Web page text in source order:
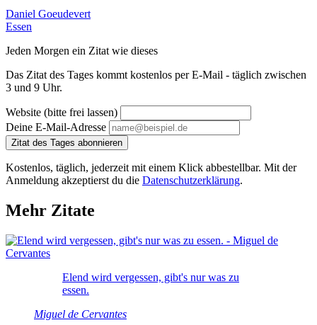
Daniel Goeudevert
Essen
Jeden Morgen ein Zitat wie dieses
Das Zitat des Tages kommt kostenlos per E-Mail - täglich zwischen
3 und 9 Uhr.
Website (bitte frei lassen)
Deine E-Mail-Adresse
Zitat des Tages abonnieren
Kostenlos, täglich, jederzeit mit einem Klick abbestellbar. Mit der
Anmeldung akzeptierst du die Datenschutzerklärung.
Mehr Zitate
Elend wird vergessen, gibt's nur was zu
essen.
Miguel de Cervantes